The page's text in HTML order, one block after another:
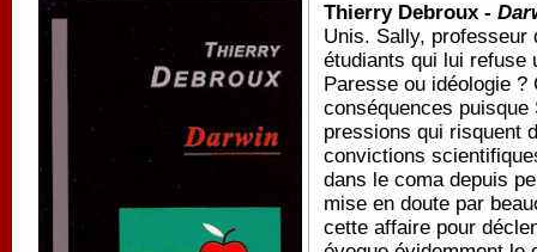
Thierry Debroux -
Unis. Sally, professeur
étudiants qui lui refuse
Paresse ou idéologie
conséquences
pressions qui risquent
convictions
dans le coma depuis
mise en doute par
cette affaire pour